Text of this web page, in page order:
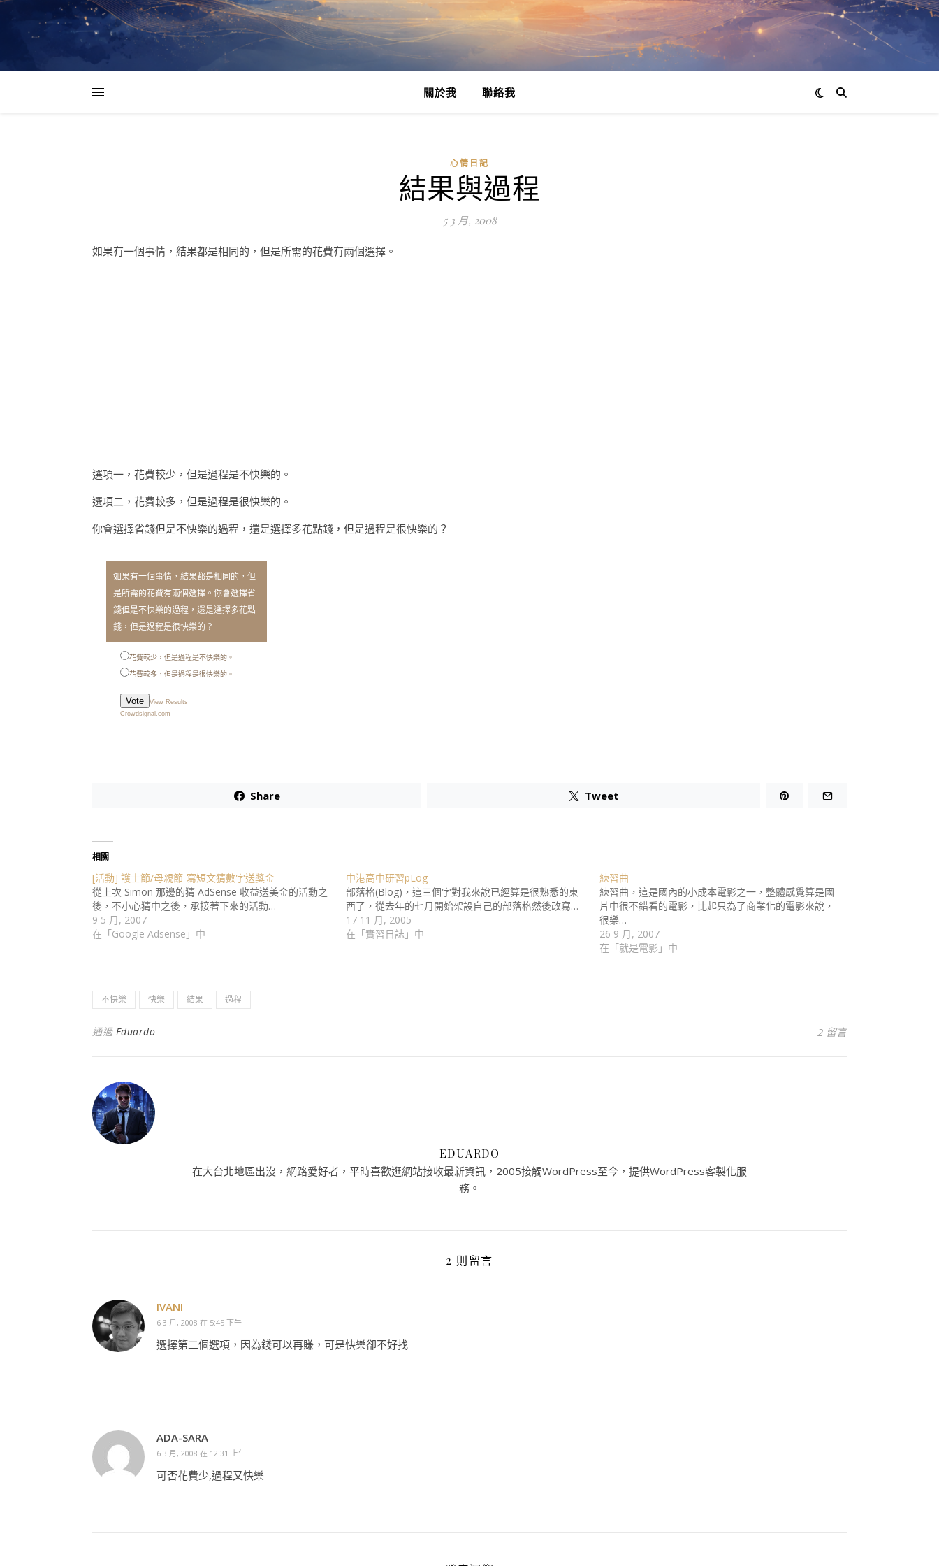
關於我 聯絡我
心情日記
結果與過程
5 3 月, 2008
如果有一個事情，結果都是相同的，但是所需的花費有兩個選擇。
選項一，花費較少，但是過程是不快樂的。
選項二，花費較多，但是過程是很快樂的。
你會選擇省錢但是不快樂的過程，還是選擇多花點錢，但是過程是很快樂的？
如果有一個事情，結果都是相同的，但
是所需的花費有兩個選擇。你會選擇省
錢但是不快樂的過程，還是選擇多花點
錢，但是過程是很快樂的？
花費較少，但是過程是不快樂的。
花費較多，但是過程是很快樂的。
Vote
View Results
Crowdsignal.com
Share Tweet
相關
[活動] 護士節/母親節-寫短文猜數字送獎金
從上次 Simon 那邊的猜 AdSense 收益送美金的活動之
後，不小心猜中之後，承接著下來的活動…
9 5 月, 2007
在「Google Adsense」中
中港高中研習pLog
部落格(Blog)，這三個字對我來說已經算是很熟悉的東
西了，從去年的七月開始架設自己的部落格然後改寫…
17 11 月, 2005
在「實習日誌」中
練習曲
練習曲，這是國內的小成本電影之一，整體感覺算是國
片中很不錯看的電影，比起只為了商業化的電影來說，
很樂…
26 9 月, 2007
在「就是電影」中
不快樂 快樂 結果 過程
通過 Eduardo 2 留言
EDUARDO
在大台北地區出沒，網路愛好者，平時喜歡逛網站接收最新資訊，2005接觸WordPress至今，提供WordPress客製化服
務。
2 則留言
IVANI
6 3 月, 2008 在 5:45 下午
選擇第二個選項，因為錢可以再賺，可是快樂卻不好找
ADA-SARA
6 3 月, 2008 在 12:31 上午
可否花費少,過程又快樂